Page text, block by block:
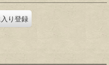
り登録